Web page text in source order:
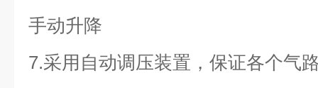
手动升降
7.采用自动调压装置，保证各个气